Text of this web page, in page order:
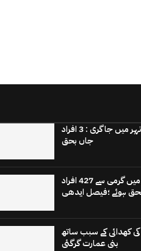
باراتیوں کی کار نہر میں جاگری : 3 افراد
جاں بحق
کراچی میں 5روز میں گرمی سے 427 افراد
ہوئے ؛فیصل ایدھی
کھدائی کے سبب ساتھ
بنی عمارت گرگئی